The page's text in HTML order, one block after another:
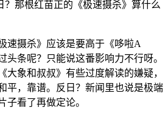
速摄杀》应该是要高于《哆啦A
头条呢？只能说这番影响力不行呀。
大象和叔叔》有些过度解读的嫌疑，
平，靠谱。反日？新闻里也说是极端
子看了再做定论。